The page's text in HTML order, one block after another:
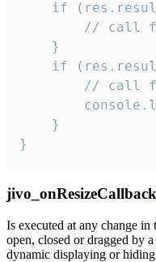
if
// call
    }
if
// call
    }
}
jivo_onResizeCallback
Is executed at any change
open, closed or dragged by
dynamic displaying or